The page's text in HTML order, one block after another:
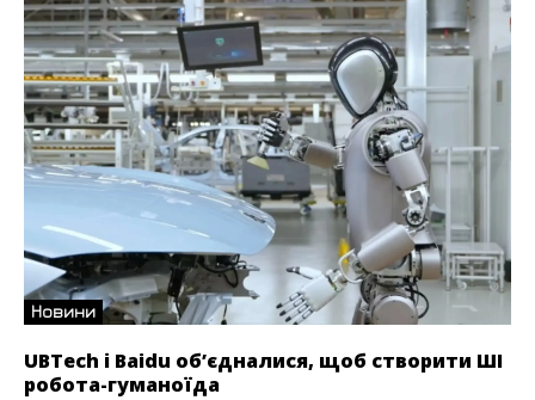
Новини
UBTech і Baidu об’єдналися, щоб створити ШІ
робота-гуманоїда